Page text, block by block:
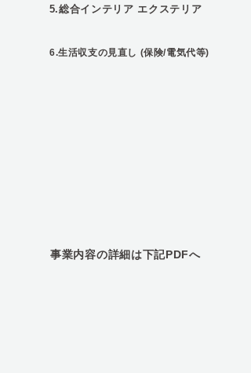
5.総合インテリア エクステリア
6.生活収支の見直し (保険/電気代等)
事業内容の詳細は下記PDFへ